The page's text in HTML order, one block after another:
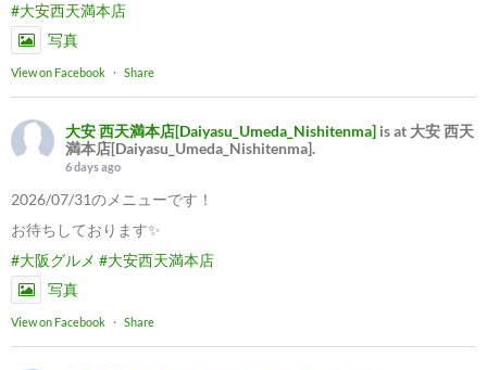
#大安西天満本店
写真
View on Facebook · Share
大安 西天満本店[Daiyasu_Umeda_Nishitenma] is at 大安 西天
満本店[Daiyasu_Umeda_Nishitenma].
6 days ago
2026/07/31のメニューです！
お待ちしております✨
#大阪グルメ #大安西天満本店
写真
View on Facebook · Share